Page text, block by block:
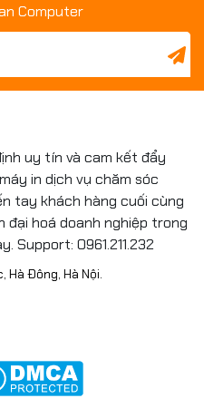
Computer
uy tín và cam kết đẩy
in dịch vụ chăm sóc
tay khách hàng cuối cùng
đại hoá doanh nghiệp trong
Support: 0961.211.232
Hà Đông, Hà Nội.